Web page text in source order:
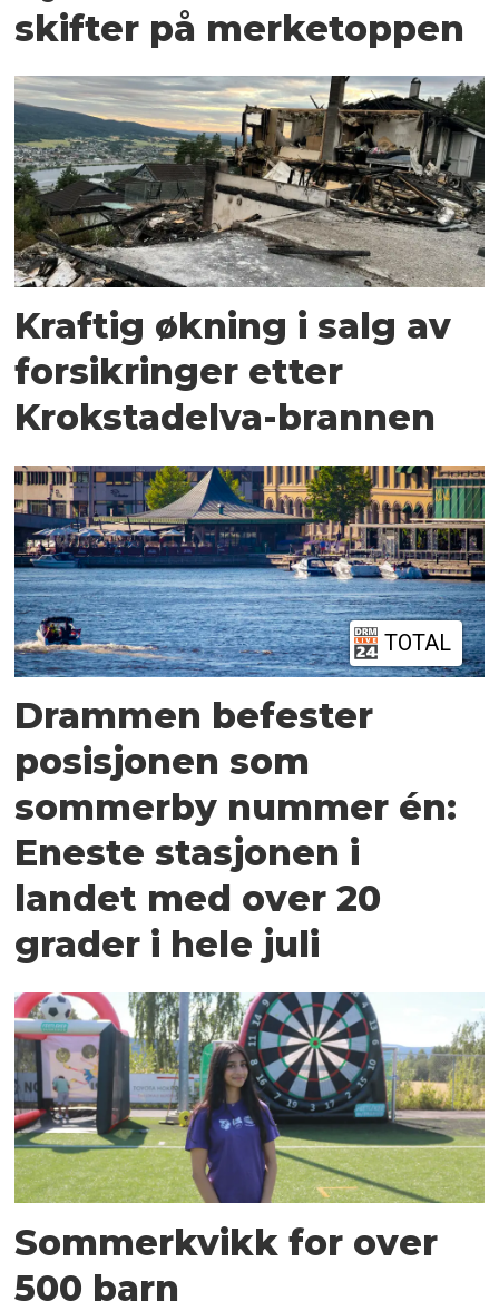
skifter på merketoppen
Kraftig økning i salg av
forsikringer etter
Krokstadelva-brannen
TOTAL
Drammen befester
posisjonen som
sommerby nummer én:
Eneste stasjonen i
landet med over 20
grader i hele juli
Sommerkvikk for over
500 barn